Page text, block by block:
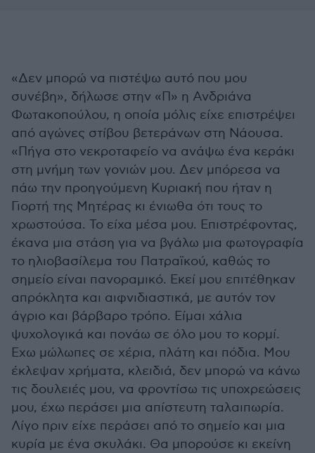
«Δεν μπορώ να πιστέψω αυτό που μου
συνέβη», δήλωσε στην «Π» η Ανδριάνα
Φωτακοπούλου, η οποία μόλις είχε επιστρέψει
από αγώνες στίβου βετεράνων στη Νάουσα.
«Πήγα στο νεκροταφείο να ανάψω ένα κεράκι
στη μνήμη των γονιών μου. Δεν μπόρεσα να
πάω την προηγούμενη Κυριακή που ήταν η
Γιορτή της Μητέρας κι ένιωθα ότι τους το
χρωστούσα. Το είχα μέσα μου. Επιστρέφοντας,
έκανα μια στάση για να βγάλω μια φωτογραφία
το ηλιοβασίλεμα του Πατραϊκού, καθώς το
σημείο είναι πανοραμικό. Εκεί μου επιτέθηκαν
απρόκλητα και αιφνιδιαστικά, με αυτόν τον
άγριο και βάρβαρο τρόπο. Είμαι χάλια
ψυχολογικά και πονάω σε όλο μου το κορμί.
Εχω μώλωπες σε χέρια, πλάτη και πόδια. Μου
έκλεψαν χρήματα, κλειδιά, δεν μπορώ να κάνω
τις δουλειές μου, να φροντίσω τις υποχρεώσεις
μου, έχω περάσει μια απίστευτη ταλαιπωρία.
Λίγο πριν είχε περάσει από το σημείο και μια
κυρία με ένα σκυλάκι. Θα μπορούσε κι εκείνη